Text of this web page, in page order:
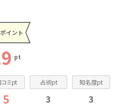
イント
pt
コミpt
5
占術pt
3
知名度pt
3